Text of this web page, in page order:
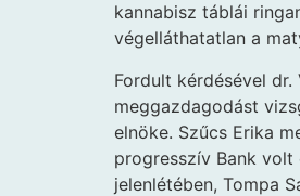
kannabisz táblái
végelláthatatlan a
Fordult kérdésével dr.
meggazdagodást
elnöke. Szűcs Erika
progresszív Bank volt
jelenlétében, Tompa